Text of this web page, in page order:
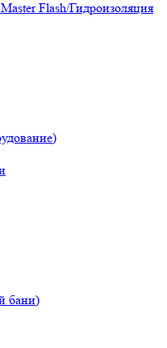
Flash/Гидроизоляция
бани)